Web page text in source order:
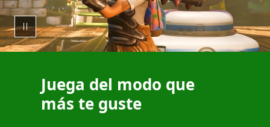
Juega del modo que
más te guste